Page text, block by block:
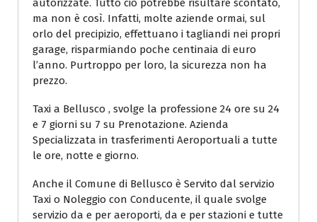
autorizzate. Tutto ciò potrebbe risultare scontato,
ma non è così. Infatti, molte aziende ormai, sul
orlo del precipizio, effettuano i tagliandi nei propri
garage, risparmiando poche centinaia di euro
l’anno. Purtroppo per loro, la sicurezza non ha
prezzo.
Taxi a Bellusco , svolge la professione 24 ore su 24
e 7 giorni su 7 su Prenotazione. Azienda
Specializzata in trasferimenti Aeroportuali a tutte
le ore, notte e giorno.
Anche il Comune di Bellusco è Servito dal servizio
Taxi o Noleggio con Conducente, il quale svolge
servizio da e per aeroporti, da e per stazioni e tutte